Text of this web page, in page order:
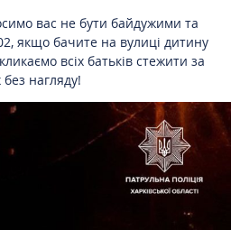
вас не бути байдужими та
якщо бачите на вулиці дитину
всіх батьків стежити за
нагляду!